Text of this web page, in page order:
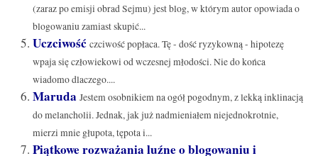
(zaraz po emisji obrad Sejmu) jest blog, w którym autor opowiada o
blogowaniu zamiast skupić...
Uczciwość czciwość popłaca. Tę - dość ryzykowną - hipotezę
wpaja się człowiekowi od wczesnej młodości. Nie do końca
wiadomo dlaczego....
Maruda Jestem osobnikiem na ogół pogodnym, z lekką inklinacją
do melancholii. Jednak, jak już nadmieniałem niejednokrotnie,
mierzi mnie głupota, tępota i...
Piątkowe rozważania luźne o blogowaniu i